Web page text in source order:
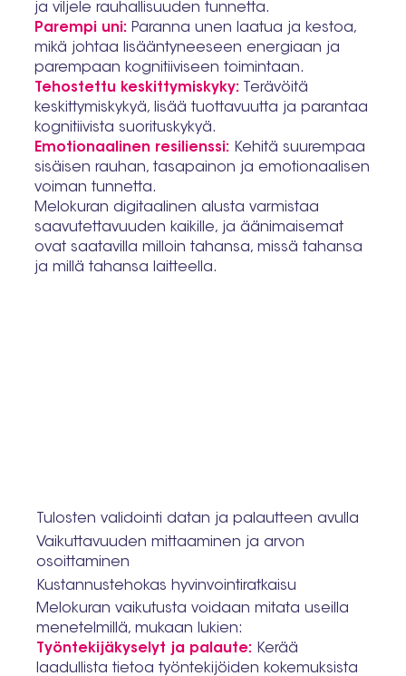
ja viljele rauhallisuuden tunnetta.
Parempi uni: Paranna unen laatua ja kestoa,
mikä johtaa lisääntyneeseen energiaan ja
parempaan kognitiiviseen toimintaan.
Tehostettu keskittymiskyky: Terävöitä
keskittymiskykyä, lisää tuottavuutta ja parantaa
kognitiivista suorituskykyä.
Emotionaalinen resilienssi: Kehitä suurempaa
sisäisen rauhan, tasapainon ja emotionaalisen
voiman tunnetta.
Melokuran digitaalinen alusta varmistaa
saavutettavuuden kaikille, ja äänimaisemat
ovat saatavilla milloin tahansa, missä tahansa
ja millä tahansa laitteella.
Tulosten validointi datan ja palautteen avulla
Vaikuttavuuden mittaaminen ja arvon
osoittaminen
Melokuran vaikutusta voidaan mitata useilla
menetelmillä, mukaan lukien:
Työntekijäkyselyt ja palaute:Kerää
laadullista tietoa työntekijöiden kokemuksista
Kustannustehokas hyvinvointiratkaisu